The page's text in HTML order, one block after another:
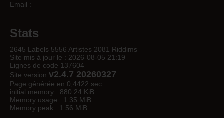
Email :
Stats
2645 Labels 5556 Artistes 2081 Riddims
Site mis à jour le : 2026-08-05 21:19
Lignes de code 137604
Site version v2.4.7 20260327
Page générée en 0,4422 sec
initial memory : 880.24 KiB
Memory usage : 1.35 MiB
Memory peak : 1.56 MiB